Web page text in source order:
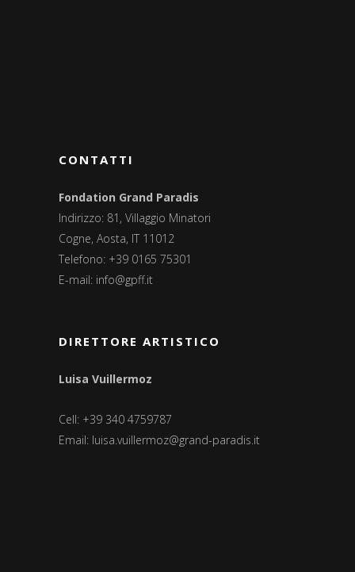
CONTATTI
Fondation Grand Paradis
Indirizzo: 81, Villaggio Minatori
Cogne, Aosta, IT 11012
Telefono: +39 0165 75301
E-mail: info@gpff.it
DIRETTORE ARTISTICO
Luisa Vuillermoz
Cell: +39 340 4759787
Email: luisa.vuillermoz@grand-paradis.it